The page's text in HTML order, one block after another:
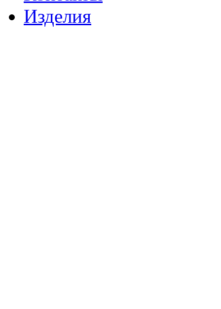
Изделия